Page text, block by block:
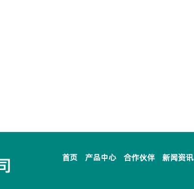
首页 产品中心 合作伙伴 新闻资讯